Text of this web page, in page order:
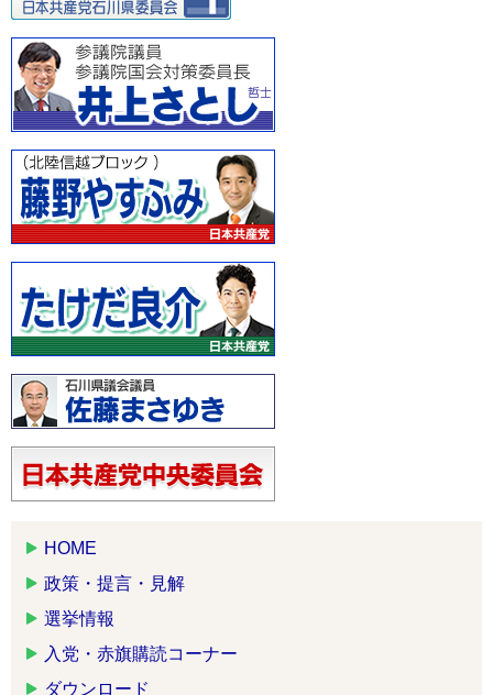
HOME
政策・提言・見解
選挙情報
入党・赤旗購読コーナー
ダウンロード